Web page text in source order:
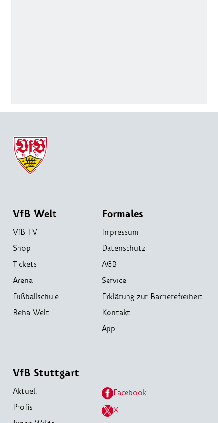
VfB Welt
VfB TV
Shop
Tickets
Arena
Fußballschule
Reha-Welt
Formales
Impressum
Datenschutz
AGB
Service
Erklärung zur Barrierefreiheit
Kontakt
App
VfB Stuttgart
Aktuell
Profis
Facebook
X